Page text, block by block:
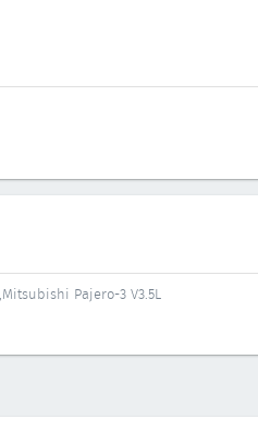
,Mitsubishi Pajero-3 V3.5L